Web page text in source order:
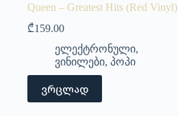
Queen – Greatest Hits (Red Vinyl)
₾159.00
ელექტრონული,
ვინილები, პოპი
ვრცლად